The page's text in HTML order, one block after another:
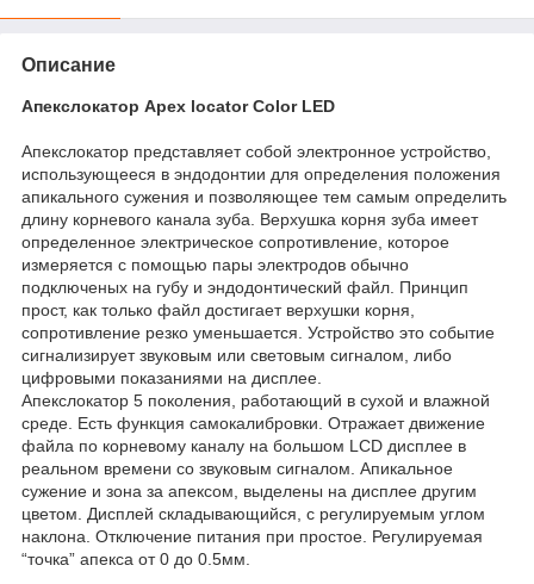
Описание
Апекслокатор Apex locator Color LED
Апекслокатор представляет собой электронное устройство,
использующееся в эндодонтии для определения положения
апикального сужения и позволяющее тем самым определить
длину корневого канала зуба. Верхушка корня зуба имеет
определенное электрическое сопротивление, которое
измеряется с помощью пары электродов обычно
подключеных на губу и эндодонтический файл. Принцип
прост, как только файл достигает верхушки корня,
сопротивление резко уменьшается. Устройство это событие
сигнализирует звуковым или световым сигналом, либо
цифровыми показаниями на дисплее.
Апекслокатор 5 поколения, работающий в сухой и влажной
среде. Есть функция самокалибровки. Отражает движение
файла по корневому каналу на большом LCD дисплее в
реальном времени со звуковым сигналом. Апикальное
сужение и зона за апексом, выделены на дисплее другим
цветом. Дисплей складывающийся, с регулируемым углом
наклона. Отключение питания при простое. Регулируемая
“точка” апекса от 0 до 0.5мм.